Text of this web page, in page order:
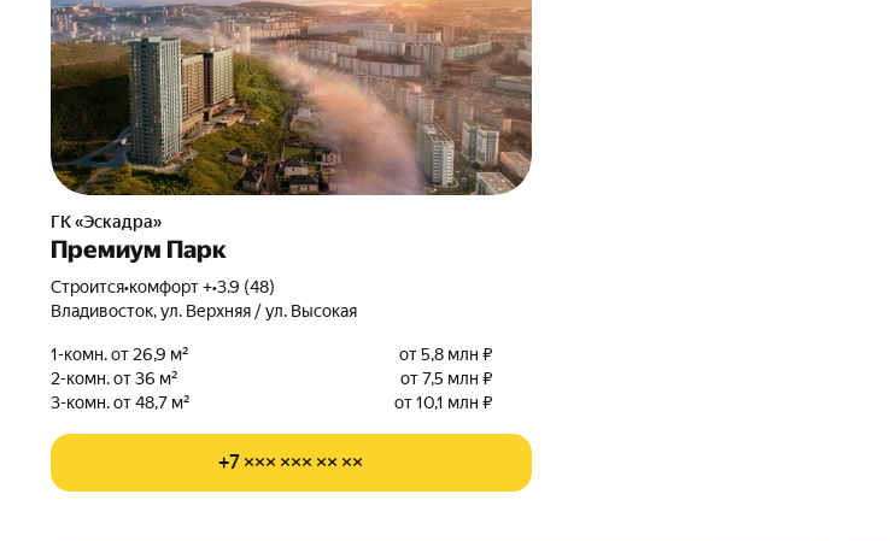
ГК «Эскадра»
Премиум Парк
Строится•комфорт +•3.9 (48)
Владивосток, ул. Верхняя / ул. Высокая
1-комн. от 26,9 м²
от 5,8 млн ₽
2-комн. от 36 м²
от 7,5 млн ₽
3-комн. от 48,7 м²
от 10,1 млн ₽
+7 ××× ××× ×× ××